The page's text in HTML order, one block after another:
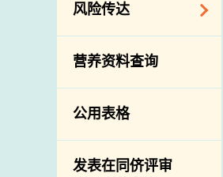
食物消费量调查
总膳食研究
有机食物
高风险食物
抗菌素耐药性
屠房及疾病监测
宰前检验
宰后检验
结果
屠房及肉类检验
风险传达
主题项目
项目及活动
资讯平台
营养资料查询
公用表格
发表在同侪评审